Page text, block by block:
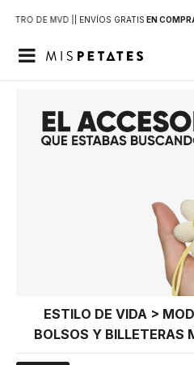
DE MVD | | ENVÍOS GRATIS EN

ESTILO DE VIDA >
BOLSOS Y BILLETERAS